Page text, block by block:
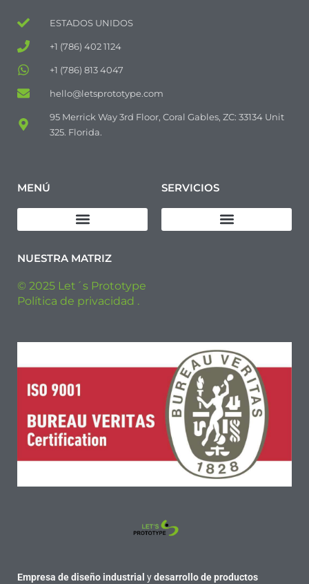
ESTADOS UNIDOS
+1 (786) 402 1124
+1 (786) 813 4047
hello@letsprototype.com
95 Merrick Way 3rd Floor, Coral Gables, ZC: 33134 Unit
325. Florida.
MENÚ SERVICIOS
NUESTRA MATRIZ
© 2025 Let´s Prototype
Política de privacidad .
Empresa de diseño industrial ydesarrollo de productos